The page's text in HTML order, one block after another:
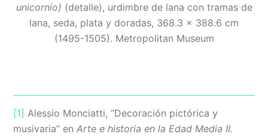
unicornio) (detalle), urdimbre de lana con tramas de
lana, seda, plata y doradas, 368.3 x 388.6 cm
(1495-1505). Metropolitan Museum
[1] Alessio Monciatti, “Decoración pictórica y
musivaria” enArte e historia en la Edad Media II.